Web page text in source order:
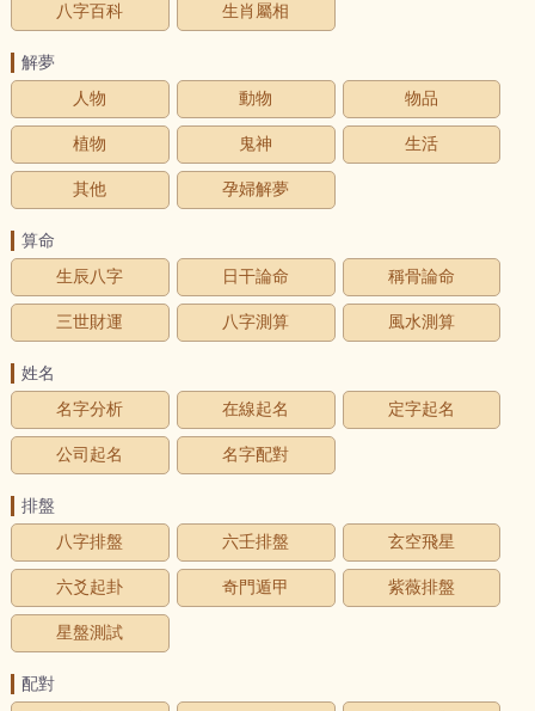
八字百科 生肖屬相
解夢
人物
動物 物品
植物 鬼神 生活
其他 孕婦解夢
算命
生辰八字
日干論命 稱骨論命
三世財運 八字測算 風水測算
姓名
名字分析
在線起名 定字起名
公司起名 名字配對
排盤
八字排盤
六壬排盤 玄空飛星
六爻起卦 奇門遁甲 紫薇排盤
星盤測試
配對